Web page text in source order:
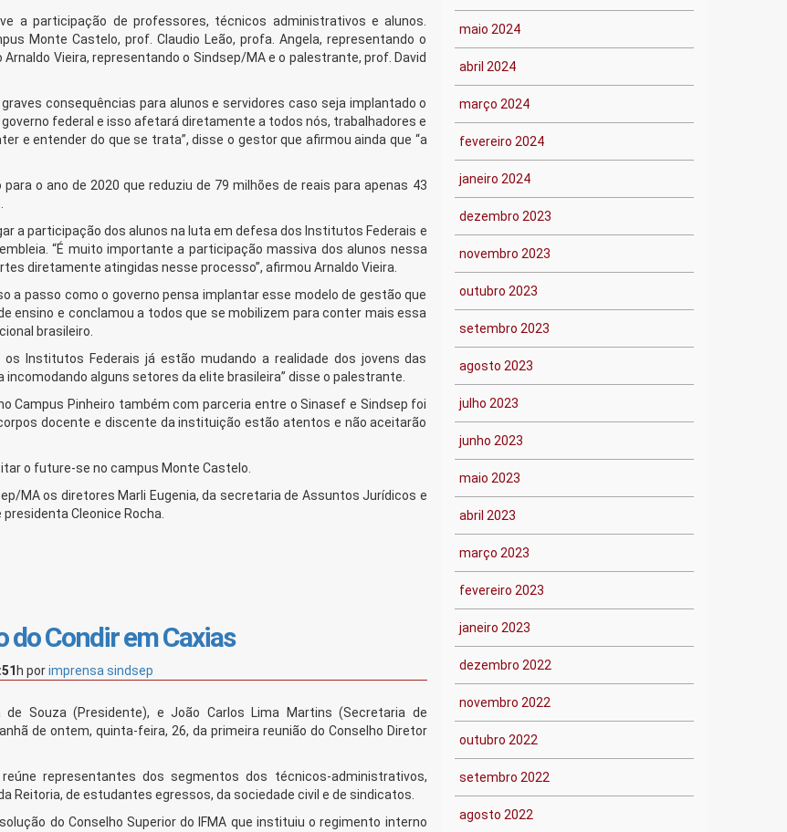
a participação de professores, técnicos administrativos e alunos.
Monte Castelo, prof. Claudio Leão, profa. Angela, representando o
Vieira, representando o Sindsep/MA e o palestrante, prof. David
consequências para alunos e servidores caso seja implantado o
federal e isso afetará diretamente a todos nós, trabalhadores e
e entender do que se trata”, disse o gestor que afirmou ainda que “a
o ano de 2020 que reduziu de 79 milhões de reais para apenas 43
a participação dos alunos na luta em defesa dos Institutos Federais e
“É muito importante a participação massiva dos alunos nessa
diretamente atingidas nesse processo”, afirmou Arnaldo Vieira.
a passo como o governo pensa implantar esse modelo de gestão que
ensino e conclamou a todos que se mobilizem para conter mais essa
brasileiro.
os Institutos Federais já estão mudando a realidade dos jovens das
alguns setores da elite brasileira” disse o palestrante.
Campus Pinheiro também com parceria entre o Sinasef e Sindsep foi
docente e discente da instituição estão atentos e não aceitarão
o future-se no campus Monte Castelo.
MA os diretores Marli Eugenia, da secretaria de Assuntos Jurídicos e
Cleonice Rocha.
Condir em Caxias
h porimprensa sindsep
Souza (Presidente), e João Carlos Lima Martins (Secretaria de
de ontem, quinta-feira, 26, da primeira reunião do Conselho Diretor
representantes dos segmentos dos técnicos-administrativos,
de estudantes egressos, da sociedade civil e de sindicatos.
do Conselho Superior do IFMA que instituiu o regimento interno
maio 2024
abril 2024
março 2024
fevereiro 2024
janeiro 2024
dezembro 2023
novembro 2023
outubro 2023
setembro 2023
agosto 2023
julho 2023
junho 2023
maio 2023
abril 2023
março 2023
fevereiro 2023
janeiro 2023
dezembro 2022
novembro 2022
outubro 2022
setembro 2022
agosto 2022